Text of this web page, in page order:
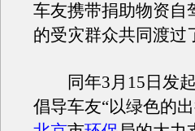
车友携带捐助物资自
的受灾群众共同渡过
同年3月15日发起
倡导车友“以绿色的